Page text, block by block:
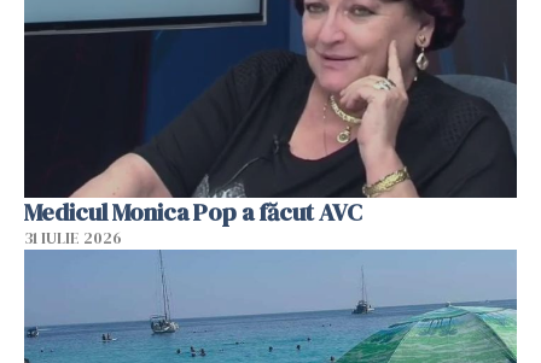
Medicul Monica Pop a făcut AVC
31 IULIE 2026